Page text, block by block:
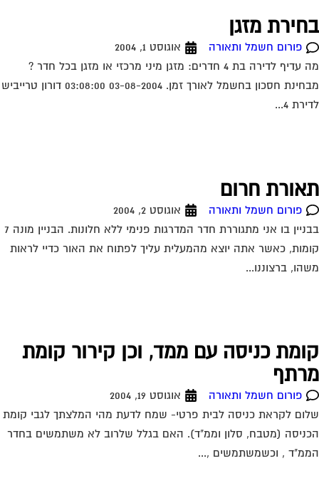
מזגן
פורום חשמל ותאורה
אוגוסט 1, 2004
מה עדיף לדירה בת 4 חדרים: מזגן מיני מרכזי או מזגן בכל חדר ?
מבחינת חסכון בחשמל לאורך זמן. 03-08-2004 03:08:00 דורון טרייביש
4...
חרום
פורום חשמל ותאורה
אוגוסט 2, 2004
בבניין בו אני מתגוררת חדר המדרגות פנימי ללא חלונות. הבניין מונה 7
כאשר אתה יוצא מהמעלית עליך לפתוח את האור כדיי לראות
ברצוננו...
כניסה עם ממד, וכן קירור קומת
פורום חשמל ותאורה
אוגוסט 19, 2004
לקראת כניסה לבית פרטי- שמח לדעת מהי המלצתך לגבי קומת
(מטבח, סלון וממ"ד). האם בגלל שלרוב לא משתמשים בחדר
, וכשמשתמשים ,...